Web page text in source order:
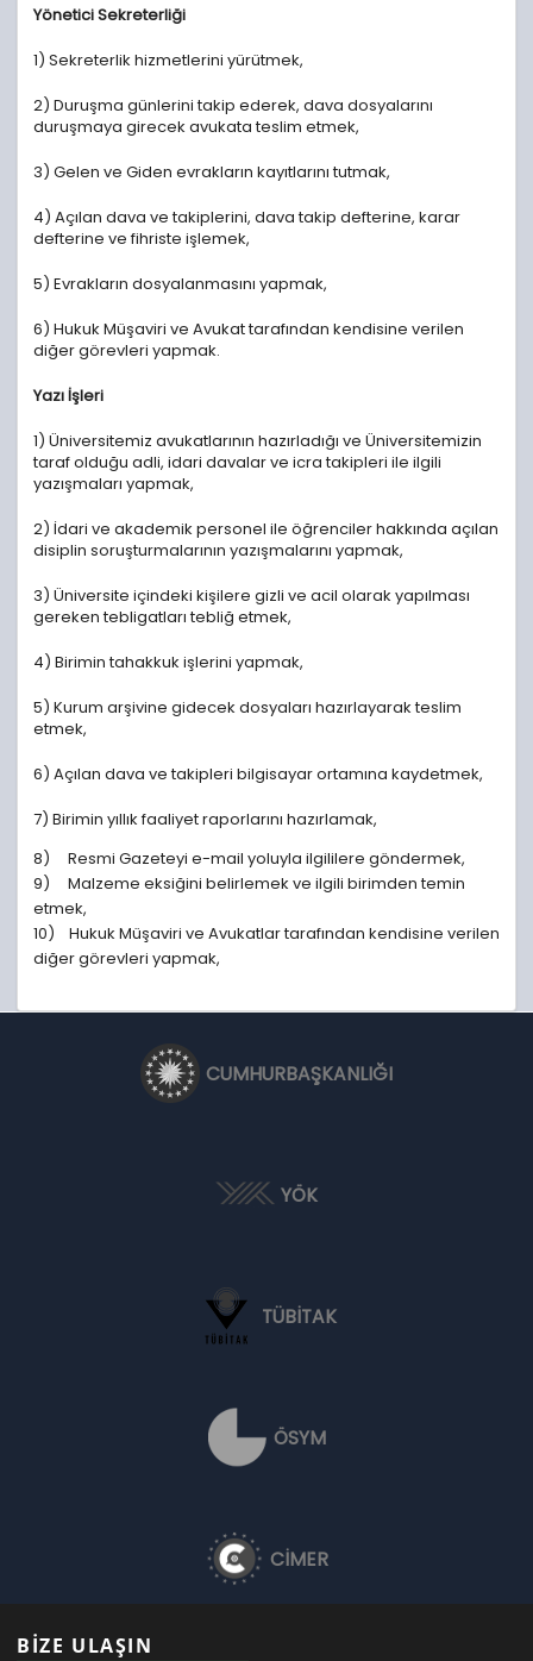
Yönetici Sekreterliği
1) Sekreterlik hizmetlerini yürütmek,
2) Duruşma günlerini takip ederek, dava dosyalarını
duruşmaya girecek avukata teslim etmek,
3) Gelen ve Giden evrakların kayıtlarını tutmak,
4) Açılan dava ve takiplerini, dava takip defterine, karar
defterine ve fihriste işlemek,
5) Evrakların dosyalanmasını yapmak,
6) Hukuk Müşaviri ve Avukat tarafından kendisine verilen
diğer görevleri yapmak.
Yazı İşleri
1) Üniversitemiz avukatlarının hazırladığı ve Üniversitemizin
taraf olduğu adli, idari davalar ve icra takipleri ile ilgili
yazışmaları yapmak,
2) İdari ve akademik personel ile öğrenciler hakkında açılan
disiplin soruşturmalarının yazışmalarını yapmak,
3) Üniversite içindeki kişilere gizli ve acil olarak yapılması
gereken tebligatları tebliğ etmek,
4) Birimin tahakkuk işlerini yapmak,
5) Kurum arşivine gidecek dosyaları hazırlayarak teslim
etmek,
6) Açılan dava ve takipleri bilgisayar ortamına kaydetmek,
7) Birimin yıllık faaliyet raporlarını hazırlamak,
8) Resmi Gazeteyi e-mail yoluyla ilgililere göndermek,
9) Malzeme eksiğini belirlemek ve ilgili birimden temin
etmek,
10) Hukuk Müşaviri ve Avukatlar tarafından kendisine verilen
diğer görevleri yapmak,
CUMHURBAŞKANLIĞI
YÖK
TÜBİTAK
ÖSYM
CİMER
BİZE ULAŞIN